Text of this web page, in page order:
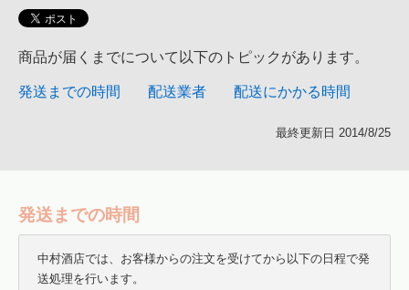
商品が届くまでについて以下のトピックがあります。
発送までの時間 配送業者 配送にかかる時間
最終更新日 2014/8/25
発送までの時間
中村酒店では、お客様からの注文を受けてから以下の日程で発
送処理を行います。